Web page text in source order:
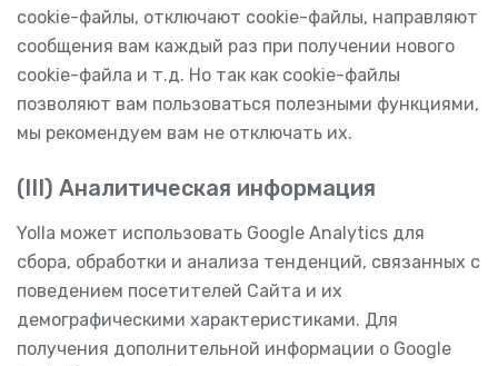
cookie-файлы, отключают cookie-файлы, направляют
сообщения вам каждый раз при получении нового
cookie-файла и т.д. Но так как cookie-файлы
позволяют вам пользоваться полезными функциями,
мы рекомендуем вам не отключать их.
(III) Аналитическая информация
Yolla может использовать Google Analytics для
сбора, обработки и анализа тенденций, связанных с
поведением посетителей Сайта и их
демографическими характеристиками. Для
получения дополнительной информации о Google